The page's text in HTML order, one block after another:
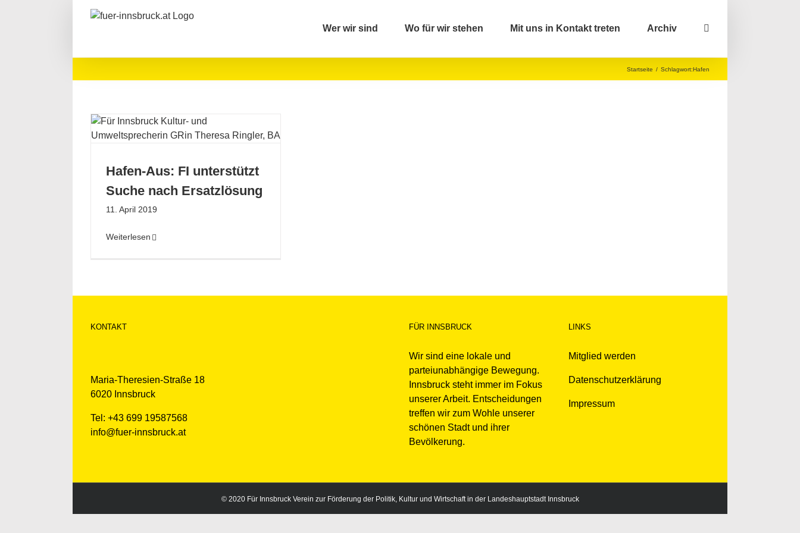
Wer wir sind Wo für wir stehen Mit uns in Kontakt treten Archiv
Startseite / Schlagwort:Hafen
Hafen-Aus: FI unterstützt
Suche nach Ersatzlösung
11. April 2019
Weiterlesen
KONTAKT
Maria-Theresien-Straße 18
6020 Innsbruck
Tel: +43 699 19587568
info@fuer-innsbruck.at
FÜR INNSBRUCK
Wir sind eine lokale und
parteiunabhängige Bewegung.
Innsbruck steht immer im Fokus
unserer Arbeit. Entscheidungen
treffen wir zum Wohle unserer
schönen Stadt und ihrer
Bevölkerung.
LINKS
Mitglied werden
Datenschutzerklärung
Impressum
© 2020 Für Innsbruck Verein zur Förderung der Politik, Kultur und Wirtschaft in der Landeshauptstadt Innsbruck